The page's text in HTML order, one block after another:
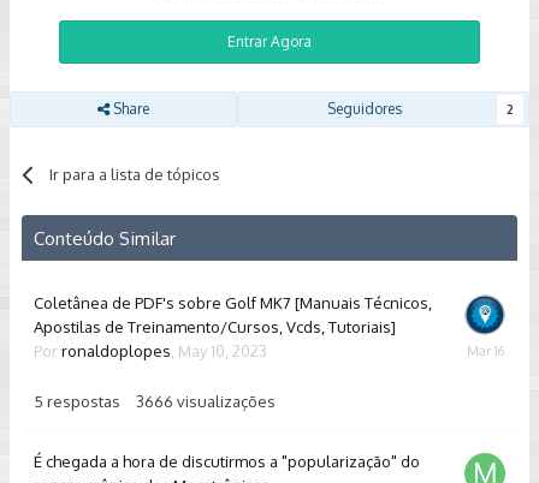
Entrar Agora
Share Seguidores 2
Ir para a lista de tópicos
Conteúdo Similar
Coletânea de PDF's sobre Golf MK7 [Manuais Técnicos,
Apostilas de Treinamento/Cursos, Vcds, Tutoriais]
Por ronaldoplopes May 10, 2023
5 respostas 3666 visualizações
March
É chegada a hora de discutirmos a "popularização" do